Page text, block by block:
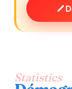
Statistics